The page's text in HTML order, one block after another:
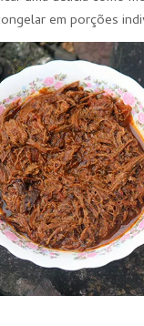
em porções